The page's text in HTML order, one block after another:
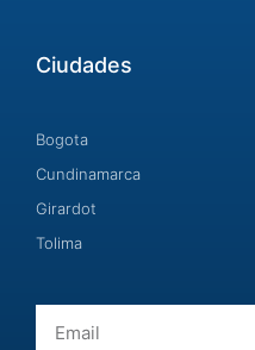
Ciudades
Bogota
Cundinamarca
Girardot
Tolima